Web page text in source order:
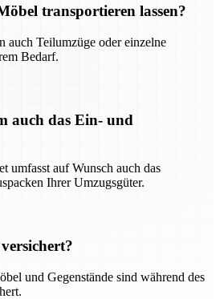
transportieren lassen?
auch Teilumzüge oder einzelne
Bedarf.
auch das Ein- und
umfasst auf Wunsch auch das
Ihrer Umzugsgüter.
und Gegenstände sind während des